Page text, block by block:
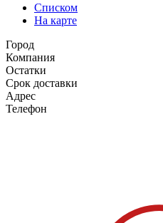
Списком
На карте
Город
Компания
Остатки
Срок доставки
Адрес
Телефон